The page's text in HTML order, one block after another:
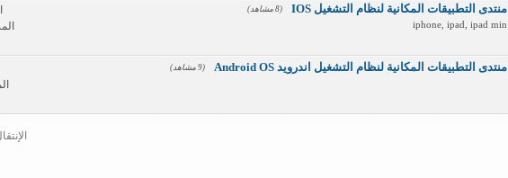
منتدى التطبيقات المكانية لنظام التشغيل IOS (8 مشاهد)
iphone, ipad, ipad min
منتدى التطبيقات المكانية لنظام التشغيل اندرويد Android OS (9 مشاهد)